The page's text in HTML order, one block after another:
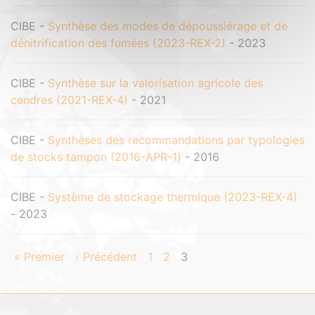
CIBE - Synthèse des modes de dépoussiérage et de
dénitrification des fumées (2023-REX-2) - 2023
CIBE - Synthèse sur la valorisation agricole des
cendres (2021-REX-4) - 2021
CIBE - Synthèses des recommandations par typologies
de stocks tampon (2016-APR-1) - 2016
CIBE - Système de stockage thermique (2023-REX-4)
- 2023
« Premier ‹ Précédent 1 2 3